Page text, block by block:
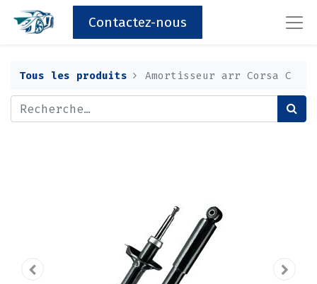
Contactez-nous
Tous les produits Amortisseur arr Corsa C